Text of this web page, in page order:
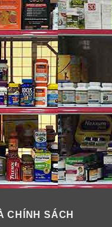
mau lành.
cắn, côn trùng cắn,
CHÍNH SÁCH